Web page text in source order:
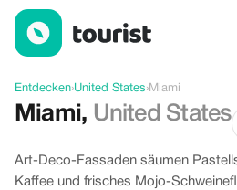
Angebote in Miami, United States
Entdecken›United States›Miami
Miami, United States
Art-Deco-Fassaden säumen
Kaffee und frisches Mojo-